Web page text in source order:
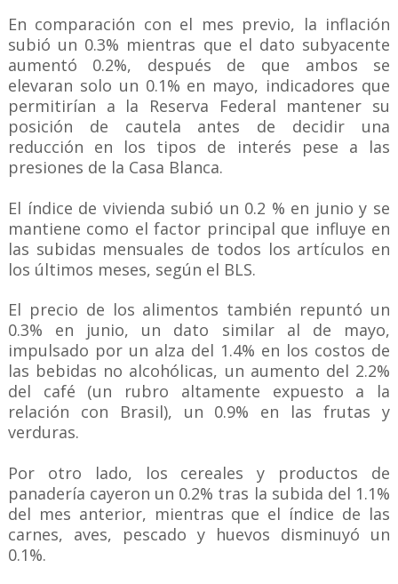
En comparación con el mes previo, la inflación
subió un 0.3% mientras que el dato subyacente
aumentó 0.2%, después de que ambos se
elevaran solo un 0.1% en mayo, indicadores que
permitirían a la Reserva Federal mantener su
posición de cautela antes de decidir una
reducción en los tipos de interés pese a las
presiones de la Casa Blanca.
El índice de vivienda subió un 0.2 % en junio y se
mantiene como el factor principal que influye en
las subidas mensuales de todos los artículos en
los últimos meses, según el BLS.
El precio de los alimentos también repuntó un
0.3% en junio, un dato similar al de mayo,
impulsado por un alza del 1.4% en los costos de
las bebidas no alcohólicas, un aumento del 2.2%
del café (un rubro altamente expuesto a la
relación con Brasil), un 0.9% en las frutas y
verduras.
Por otro lado, los cereales y productos de
panadería cayeron un 0.2% tras la subida del 1.1%
del mes anterior, mientras que el índice de las
carnes, aves, pescado y huevos disminuyó un
0.1%.